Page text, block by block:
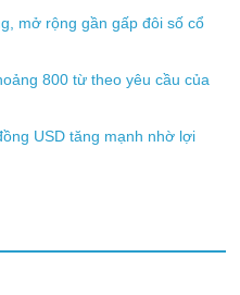
mở rộng gần gấp đôi số cổ
800 từ theo yêu cầu của
USD tăng mạnh nhờ lợi